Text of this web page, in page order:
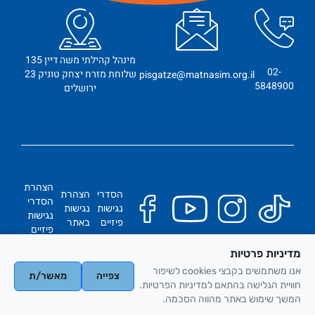
02-
5848900
pisgatze@matnasim.org.il
מינהל קהילתי משה דיין 135
שלוחת מזרח יצחק טוניק 23
ירושלים
הסדרי
נגישות
פיזיים
הצהרת
נגישות
באתר
הצהרת
הסדרי
נגישות
פיזיים
כל הזכויות שמורות
אתריקס בניית אתרים
מדיניות הפרטיות
מדיניות פרטיות
אנו משתמשים בקבצי cookies לשיפור
חוויית הגלישה בהתאם למדיניות הפרטיות.
המשך שימוש באתר מהווה הסכמה.
צפייה מאשר/ת